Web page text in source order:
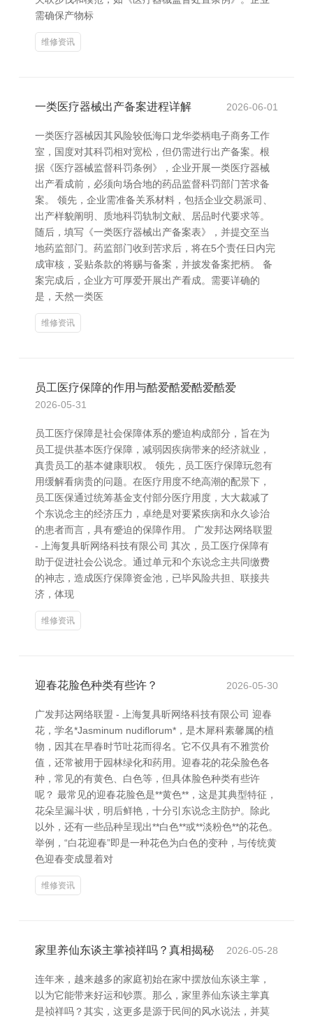
需确保产物标
维修资讯
一类医疗器械出产备案进程详解 2026-06-01
一类医疗器械因其风险较低海口龙华娄柄电子商务工作
室，国度对其科罚相对宽松，但仍需进行出产备案。根
据《医疗器械监督科罚条例》，企业开展一类医疗器械
出产看成前，必须向场合地的药品监督科罚部门苦求备
案。 领先，企业需准备关系材料，包括企业交易派司、
出产样貌阐明、质地科罚轨制文献、居品时代要求等。
随后，填写《一类医疗器械出产备案表》，并提交至当
地药监部门。药监部门收到苦求后，将在5个责任日内完
成审核，妥贴条款的将赐与备案，并披发备案把柄。 备
案完成后，企业方可厚爱开展出产看成。需要详确的
是，天然一类医
维修资讯
员工医疗保障的作用与酷爱酷爱酷爱酷爱
2026-05-31
员工医疗保障是社会保障体系的蹙迫构成部分，旨在为
员工提供基本医疗保障，减弱因疾病带来的经济就业，
真贵员工的基本健康职权。 领先，员工医疗保障玩忽有
用缓解看病贵的问题。在医疗用度不绝高潮的配景下，
员工医保通过统筹基金支付部分医疗用度，大大裁减了
个东说念主的经济压力，卓绝是对要紧疾病和永久诊治
的患者而言，具有蹙迫的保障作用。 广发邦达网络联盟
- 上海复具昕网络科技有限公司 其次，员工医疗保障有
助于促进社会公说念。通过单元和个东说念主共同缴费
的神志，造成医疗保障资金池，已毕风险共担、联接共
济，体现
维修资讯
迎春花脸色种类有些许？ 2026-05-30
广发邦达网络联盟 - 上海复具昕网络科技有限公司 迎春
花，学名*Jasminum nudiflorum*，是木犀科素馨属的植
物，因其在早春时节吐花而得名。它不仅具有不雅赏价
值，还常被用于园林绿化和药用。迎春花的花朵脸色各
种，常见的有黄色、白色等，但具体脸色种类有些许
呢？ 最常见的迎春花脸色是**黄色**，这是其典型特征，
花朵呈漏斗状，明后鲜艳，十分引东说念主防护。除此
以外，还有一些品种呈现出**白色**或**淡粉色**的花色。
举例，“白花迎春”即是一种花色为白色的变种，与传统黄
色迎春变成显着对
维修资讯
家里养仙东谈主掌祯祥吗？真相揭秘 2026-05-28
连年来，越来越多的家庭初始在家中摆放仙东谈主掌，
以为它能带来好运和钞票。那么，家里养仙东谈主掌真
是祯祥吗？其实，这更多是源于民间的风水说法，并莫